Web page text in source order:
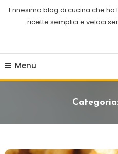
Ennesimo blog di cucina che
ricette semplici e veloci
Menu